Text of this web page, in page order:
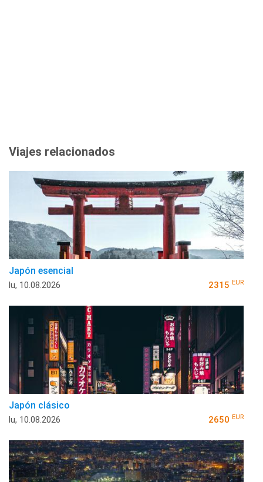
Viajes relacionados
Japón esencial
lu, 10.08.2026 2315 EUR
Japón clásico
lu, 10.08.2026 2650 EUR